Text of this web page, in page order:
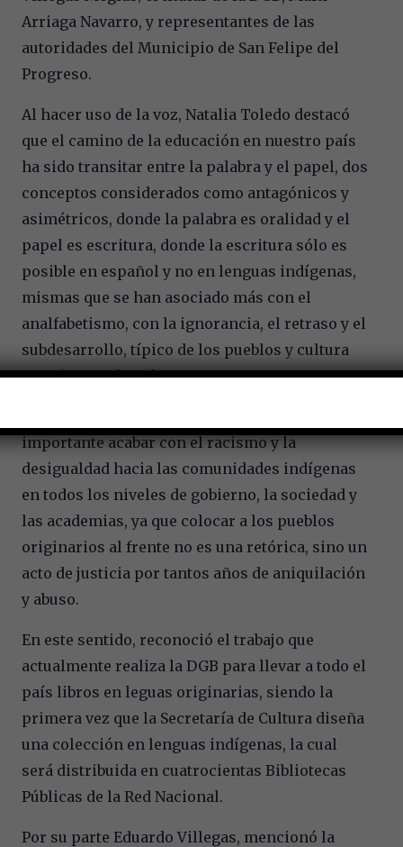
Arriaga Navarro, y representantes de las
autoridades del Municipio de San Felipe del
Progreso.
Al hacer uso de la voz, Natalia Toledo destacó
que el camino de la educación en nuestro país
ha sido transitar entre la palabra y el papel, dos
conceptos considerados como antagónicos y
asimétricos, donde la palabra es oralidad y el
papel es escritura, donde la escritura sólo es
posible en español y no en lenguas indígenas,
mismas que se han asociado más con el
analfabetismo, con la ignorancia, el retraso y el
subdesarrollo, típico de los pueblos y cultura
que viven en la pobreza.
importante acabar con el racismo y la
desigualdad hacia las comunidades indígenas
en todos los niveles de gobierno, la sociedad y
las academias, ya que colocar a los pueblos
originarios al frente no es una retórica, sino un
acto de justicia por tantos años de aniquilación
y abuso.
En este sentido, reconoció el trabajo que
actualmente realiza la DGB para llevar a todo el
país libros en leguas originarias, siendo la
primera vez que la Secretaría de Cultura diseña
una colección en lenguas indígenas, la cual
será distribuida en cuatrocientas Bibliotecas
Públicas de la Red Nacional.
Por su parte Eduardo Villegas, mencionó la